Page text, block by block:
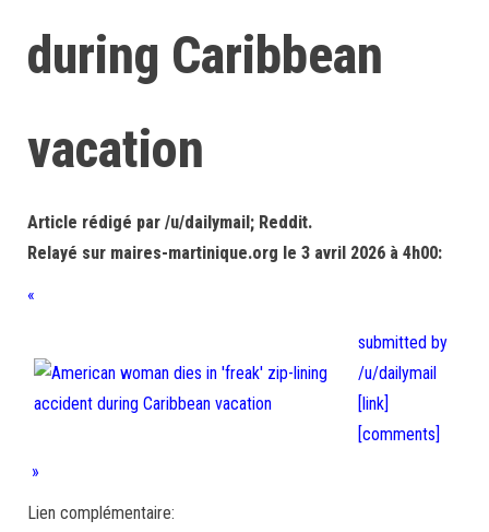
during Caribbean
vacation
Article rédigé par /u/dailymail; Reddit.
Relayé sur maires-martinique.org le 3 avril 2026 à 4h00:
«
submitted by
/u/dailymail
[link]
[comments]
»
Lien complémentaire: